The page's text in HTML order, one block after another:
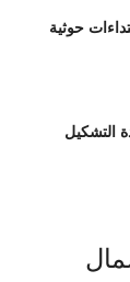
حوثية
التشكيل